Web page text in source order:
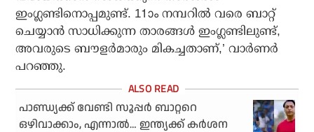
ഇംഗ്ലണ്ടിനൊപ്പമുണ്ട്. 11ാം നമ്പറില്‍ വരെ ബാറ്റ്
ചെയ്യാന്‍ സാധിക്കുന്ന താരങ്ങള്‍ ഇംഗ്ലണ്ടിലുണ്ട്,
അവരുടെ ബൗളര്‍മാരും മികച്ചതാണ്,’ വാര്‍ണര്‍
പറഞ്ഞു.
പാണ്ഡ്യക്ക് വേണ്ടി സൂപ്പര്‍ ബാറ്ററെ
ഒഴിവാക്കാം, എന്നാല്‍… ഇന്ത്യക്ക് കര്‍ശന